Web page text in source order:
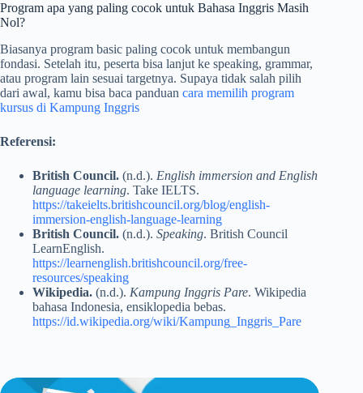
Program apa yang paling cocok untuk Bahasa Inggris Masih
Nol?
Biasanya program basic paling cocok untuk membangun
fondasi. Setelah itu, peserta bisa lanjut ke speaking, grammar,
atau program lain sesuai targetnya. Supaya tidak salah pilih
dari awal, kamu bisa baca panduan cara memilih program
kursus di Kampung Inggris
Referensi:
British Council. (n.d.). English immersion and English
language learning. Take IELTS.
https://takeielts.britishcouncil.org/blog/english-
immersion-english-language-learning
British Council. (n.d.). Speaking. British Council
LearnEnglish.
https://learnenglish.britishcouncil.org/free-
resources/speaking
Wikipedia. (n.d.). Kampung Inggris Pare. Wikipedia
bahasa Indonesia, ensiklopedia bebas.
https://id.wikipedia.org/wiki/Kampung_Inggris_Pare